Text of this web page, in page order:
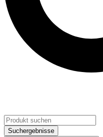
Suchergebnisse